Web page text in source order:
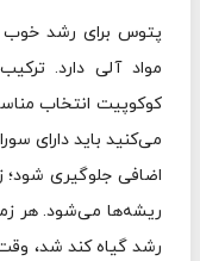
پتوس برای رشد خوب
مواد آلی دارد.
کوکوپیت انتخاب
می‌کنید باید دارای
اضافی جلوگیری
ریشه‌ها می‌شود. هر
رشد گیاه کند شد،